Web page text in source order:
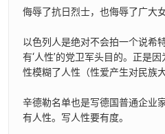
侮辱了抗日烈士，也侮辱了广大
以色列人是绝对不会拍一个说希
有‘人性’的党卫军头目的。正是
性模糊了人性（性爱产生对民族
辛德勒名单也是写德国普通企业
有人性。写人性要有度。